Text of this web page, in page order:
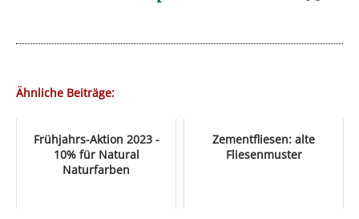
Ähnliche Beiträge:
Frühjahrs-Aktion 2023 -
10% für Natural
Naturfarben
Zementfliesen: alte
Fliesenmuster